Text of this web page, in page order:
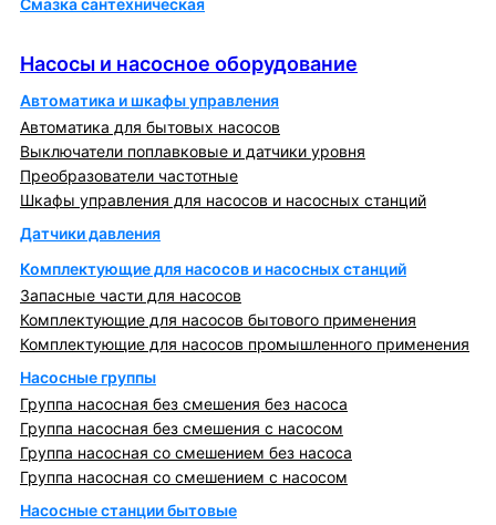
Смазка сантехническая
Насосы и насосное оборудование
Автоматика и шкафы управления
Автоматика для бытовых насосов
Выключатели поплавковые и датчики уровня
Преобразователи частотные
Шкафы управления для насосов и насосных станций
Датчики давления
Комплектующие для насосов и насосных станций
Запасные части для насосов
Комплектующие для насосов бытового применения
Комплектующие для насосов промышленного применения
Насосные группы
Группа насосная без смешения без насоса
Группа насосная без смешения с насосом
Группа насосная со смешением без насоса
Группа насосная со смешением с насосом
Насосные станции бытовые